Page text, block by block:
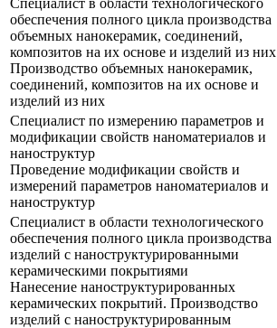
обеспечения полного цикла производства
объемных нанокерамик, соединений,
композитов на их основе и изделий из них
Производство объемных нанокерамик,
соединений, композитов на их основе и
изделий из них
Специалист по измерению параметров и
модификации свойств наноматериалов и
наноструктур
Проведение модификации свойств и
измерений параметров наноматериалов и
наноструктур
Специалист в области технологического
обеспечения полного цикла производства
изделий с наноструктурированными
керамическими покрытиями
Нанесение наноструктурированных
керамических покрытий. Производство
изделий с наноструктурированным